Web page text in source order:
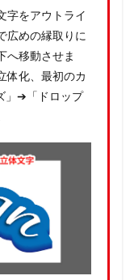
字をアウトライ
広めの縁取りに
へ移動させま
体化、最初のカ
」➔「ドロップ